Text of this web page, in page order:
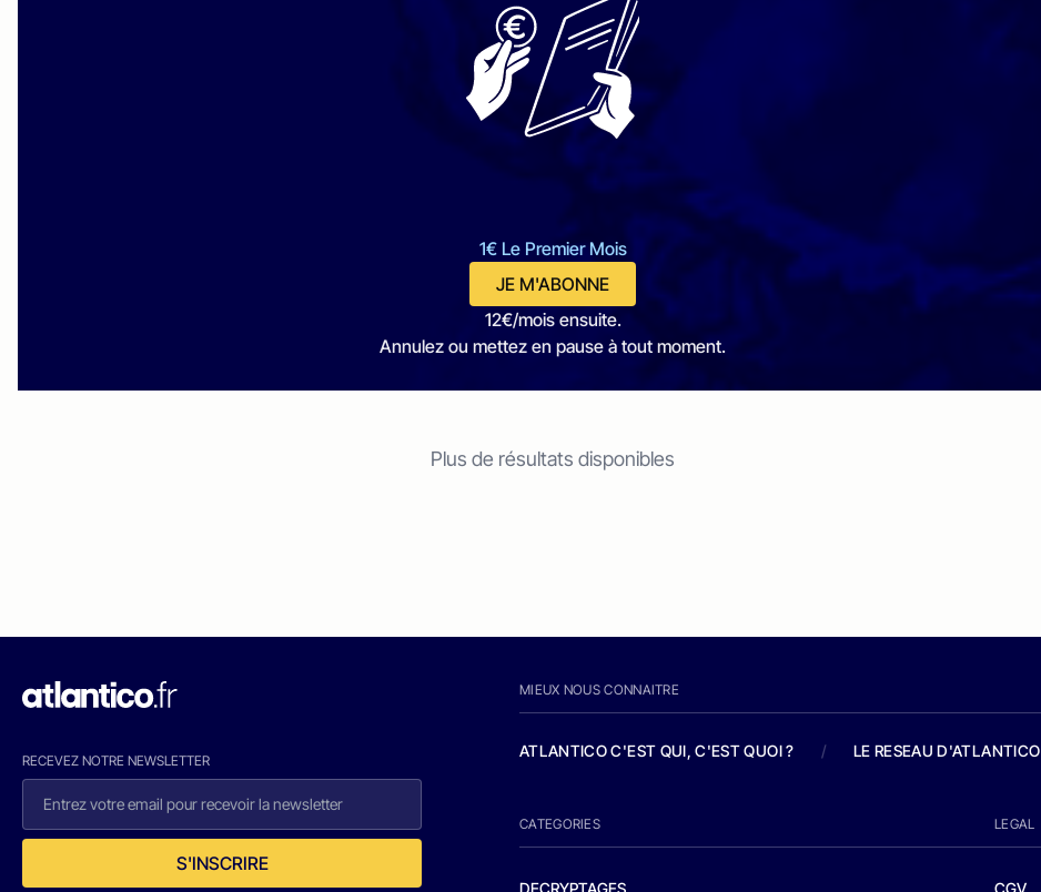
1€ Le Premier Mois
JE M'ABONNE
12€/mois ensuite.
Annulez ou mettez en pause à tout moment.
Plus de résultats disponibles
RECEVEZ NOTRE NEWSLETTER
S'INSCRIRE
MIEUX NOUS CONNAITRE
ATLANTICO C'EST QUI, C'EST QUOI ? / LE RESEAU D'ATLANTICO
CATEGORIES
DECRYPTAGES
LEGAL
CGV